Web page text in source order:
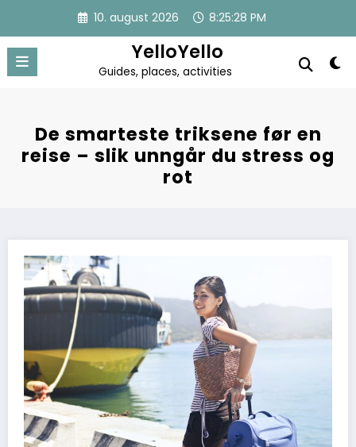
content
10. august 2026 8:25:28 PM
YelloYello
Guides, places, activities
De smarteste triksene før en
reise – slik unngår du stress og
rot